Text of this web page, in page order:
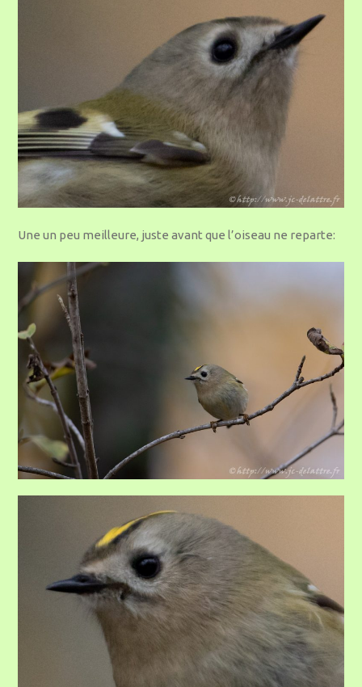
Une un peu meilleure, juste avant que l’oiseau ne reparte: